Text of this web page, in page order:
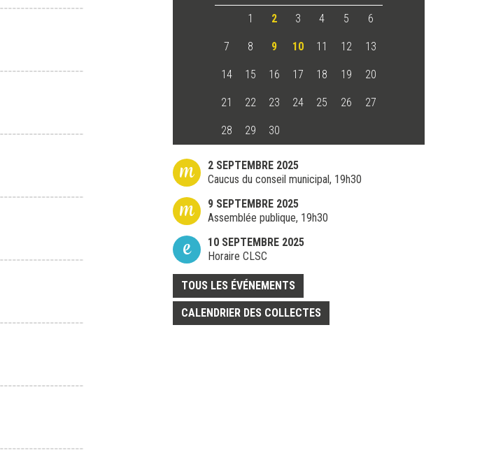
1 2 3 4 5 6
7 8 9 10 11 12 13
14 15 16 17 18 19 20
21 22 23 24 25 26 27
28 29 30
m
2 SEPTEMBRE 2025
Caucus du conseil municipal, 19h30
m
9 SEPTEMBRE 2025
Assemblée publique, 19h30
e
10 SEPTEMBRE 2025
Horaire CLSC
TOUS LES ÉVÉNEMENTS
CALENDRIER DES COLLECTES